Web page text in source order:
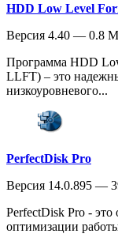
HDD Low Level
Версия 4.40 — 0.8
Программа HDD
LLFT) – это
низкоуровневого...
PerfectDisk Pro
Версия 14.0.895 —
PerfectDisk Pro -
оптимизации